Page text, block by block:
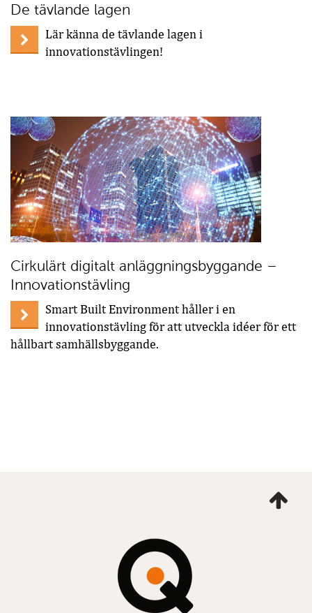
De tävlande lagen
Lär känna de tävlande lagen i
innovationstävlingen!
Cirkulärt digitalt anläggningsbyggande –
Innovationstävling
Smart Built Environment håller i en
innovationstävling för att utveckla idéer för ett
hållbart samhällsbyggande.
mig